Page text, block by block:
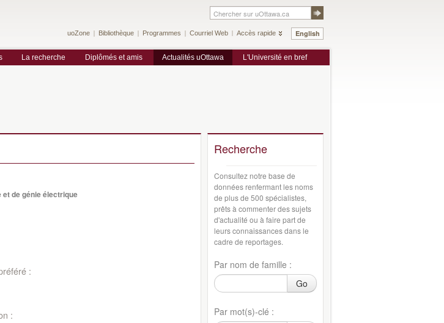
English
uoZone Bibliothèque Programmes Courriel Web Accès rapide
La recherche Diplômés et amis Actualités uOttawa L'Université en bref
de génie électrique
:
:
Recherche
Consultez notre base de
données renfermant les noms
de plus de 500 spécialistes,
prêts à commenter des sujets
d'actualité ou à faire part de
leurs connaissances dans le
cadre de reportages.
Par nom de famille :
Go
Par mot(s)-clé :